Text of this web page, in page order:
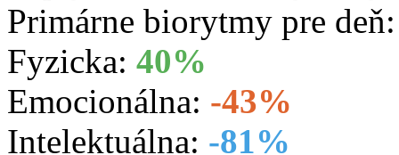
Primárne biorytmy pre
Fyzicka: 40%
Emocionálna: -43%
Intelektuálna: -81%